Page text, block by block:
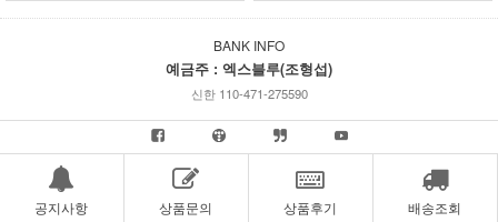
BANK INFO
예금주 : 엑스블루(조형섭)
신한 110-471-275590
공지사항 상품문의 상품후기 배송조회